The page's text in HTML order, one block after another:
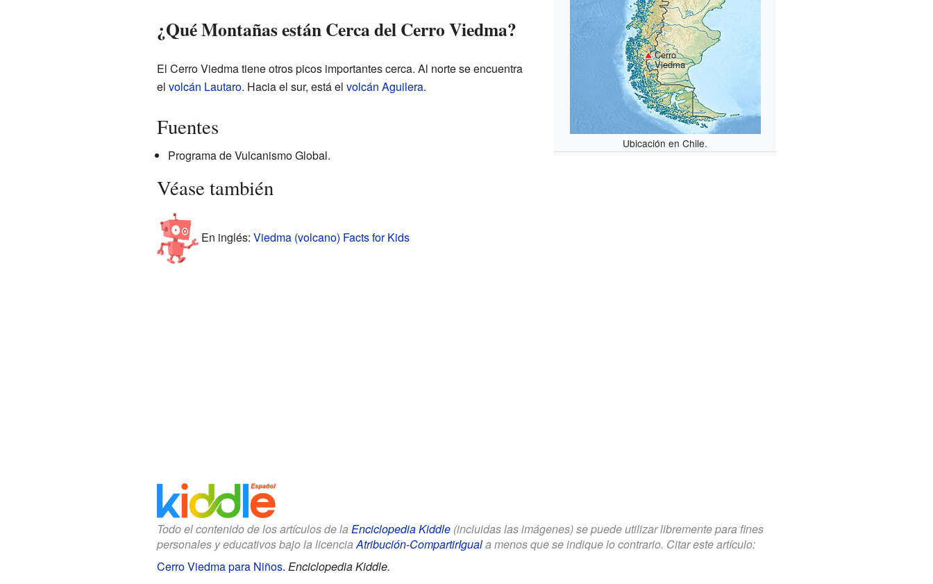
Cerro
Viedma
Ubicación en Chile.
¿Qué Montañas están Cerca del Cerro Viedma?
El Cerro Viedma tiene otros picos importantes cerca. Al norte se encuentra
el volcán Lautaro. Hacia el sur, está el volcán Aguilera.
Fuentes
Programa de Vulcanismo Global.
Véase también
En inglés: Viedma (volcano) Facts for Kids
Todo el contenido de los artículos de la Enciclopedia Kiddle(incluidas las imágenes) se puede utilizar libremente para fines
personales y educativos bajo la licenciaAtribución-CompartirIguala menos que se indique lo contrario. Citar este artículo:
Cerro Viedma para Niños. Enciclopedia Kiddle.